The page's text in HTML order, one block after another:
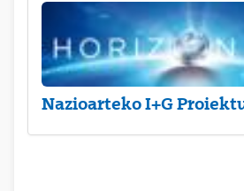
Nazioarteko I+G